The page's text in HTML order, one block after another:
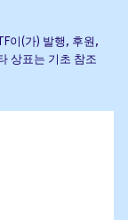
이(가) 발행, 후원,
상표는 기초 참조